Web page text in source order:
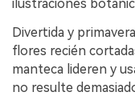
ilustraciones
Divertida y
flores recién
manteca lideren y
no resulte